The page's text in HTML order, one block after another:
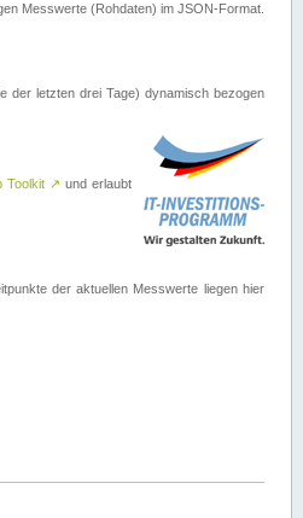
Messwerte (Rohdaten) im JSON-Format.
der letzten drei Tage) dynamisch bezogen
Toolkit ↗ und erlaubt
der aktuellen Messwerte liegen hier